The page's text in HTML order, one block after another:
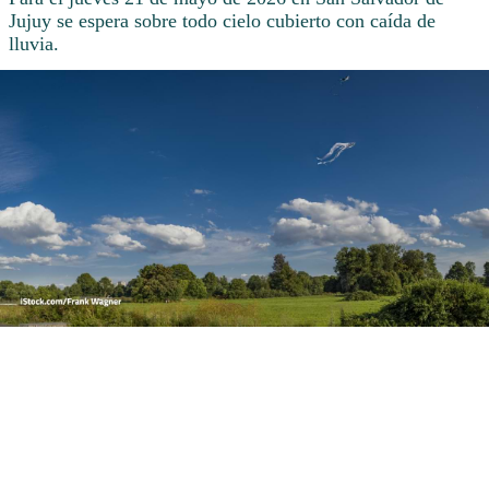
Jujuy se espera sobre todo cielo cubierto con caída de
lluvia.